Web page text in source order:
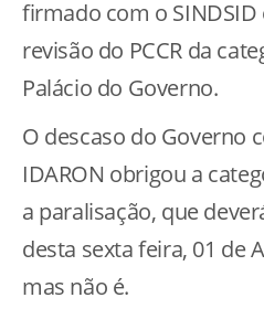
firmado com o
revisão do PCCR da
Palácio do Governo.
O descaso do Governo
IDARON obrigou a
a paralisação, que
desta sexta feira, 01 de
mas não é.